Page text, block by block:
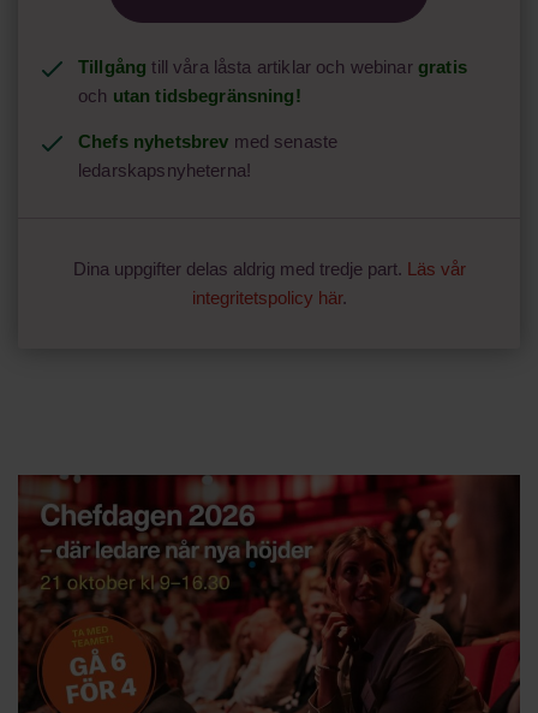
Tillgång till våra låsta artiklar och webinar gratis
och utan tidsbegränsning!
Chefs nyhetsbrev med senaste
ledarskapsnyheterna!
Dina uppgifter delas aldrig med tredje part. Läs vår
integritetspolicy här.